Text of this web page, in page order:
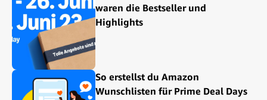
waren die Bestseller und
Highlights
So erstellst du Amazon
Wunschlisten für Prime Deal Days